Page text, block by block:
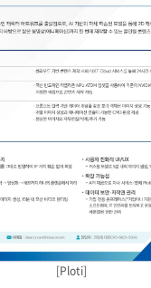
[Ploti]